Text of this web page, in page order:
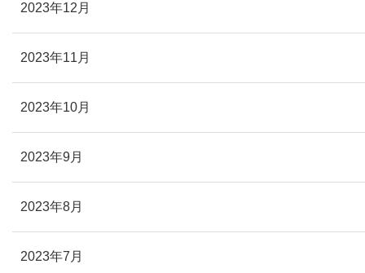
2023年12月
2023年11月
2023年10月
2023年9月
2023年8月
2023年7月